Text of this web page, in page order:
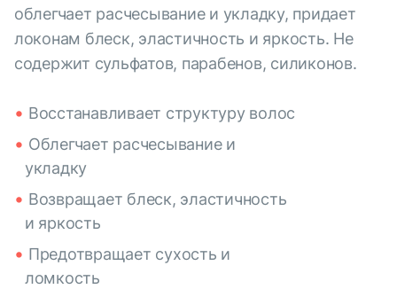
облегчает расчесывание и укладку, придает
локонам блеск, эластичность и яркость. Не
содержит сульфатов, парабенов, силиконов.
Восстанавливает структуру волос
Облегчает расчесывание и
укладку
Возвращает блеск, эластичность
и яркость
Предотвращает сухость и
ломкость